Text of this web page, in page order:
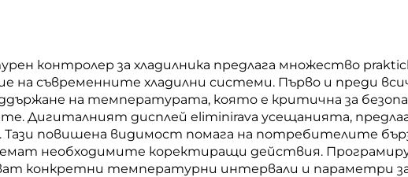
контролер за хладилника предлага множество
на съвременните хладилни системи. Първо и преди
на температурата, която е критична за
Дигиталният дисплей eliminirava усещанията,
повишена видимост помага на потребителите
необходимите коректиращи действия.
конкретни температурни интервали и параметри за